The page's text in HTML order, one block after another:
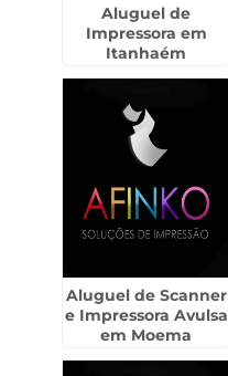
Aluguel de
Impressora em
Itanhaém
Aluguel de Scanner
e Impressora Avulsa
em Moema